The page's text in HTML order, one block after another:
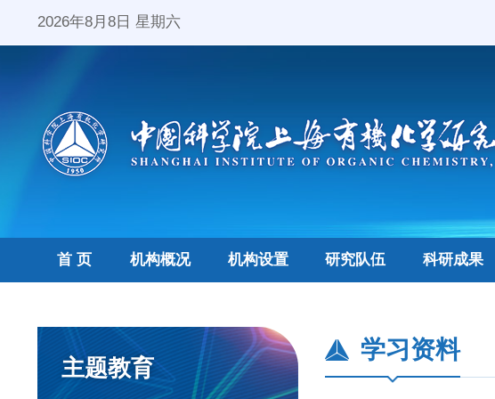
2026年8月8日 星期六
首 页 机构概况 机构设置 研究队伍 科研成果
主题教育
学习资料